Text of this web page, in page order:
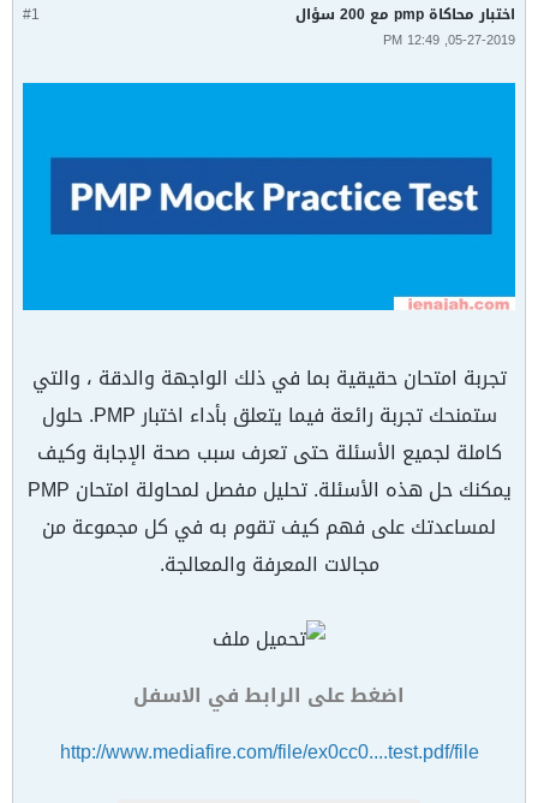
#1 اختبار محاكاة pmp مع 200 سؤال
05-27-2019, 12:49 PM
تجربة امتحان حقيقية بما في ذلك الواجهة والدقة ، والتي
ستمنحك تجربة رائعة فيما يتعلق بأداء اختبار PMP. حلول
كاملة لجميع الأسئلة حتى تعرف سبب صحة الإجابة وكيف
يمكنك حل هذه الأسئلة. تحليل مفصل لمحاولة امتحان PMP
لمساعدتك على فهم كيف تقوم به في كل مجموعة من
مجالات المعرفة والمعالجة.
اضغط على الرابط في الاسفل
http://www.mediafire.com/file/ex0cc0....test.pdf/file